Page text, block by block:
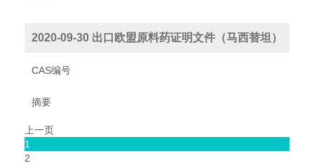
2020-09-30 出口欧盟原料药证明文件（马西替坦）
CAS编号
摘要
上一页
1
2